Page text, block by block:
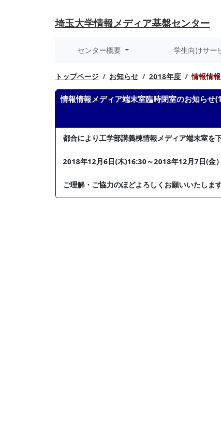
埼玉大学情報メディア基盤センター
センター概要 学生向けサー
トップページ お知らせ 2018年度 情報情
情報情報メディア端末室臨時閉室のお知らせ
都合により工学部講義棟情報メディア端末室を
2018年12月6日(木)16:30～2018年12月7日(金
ご理解・ご協力のほどよろしくお願いいたします